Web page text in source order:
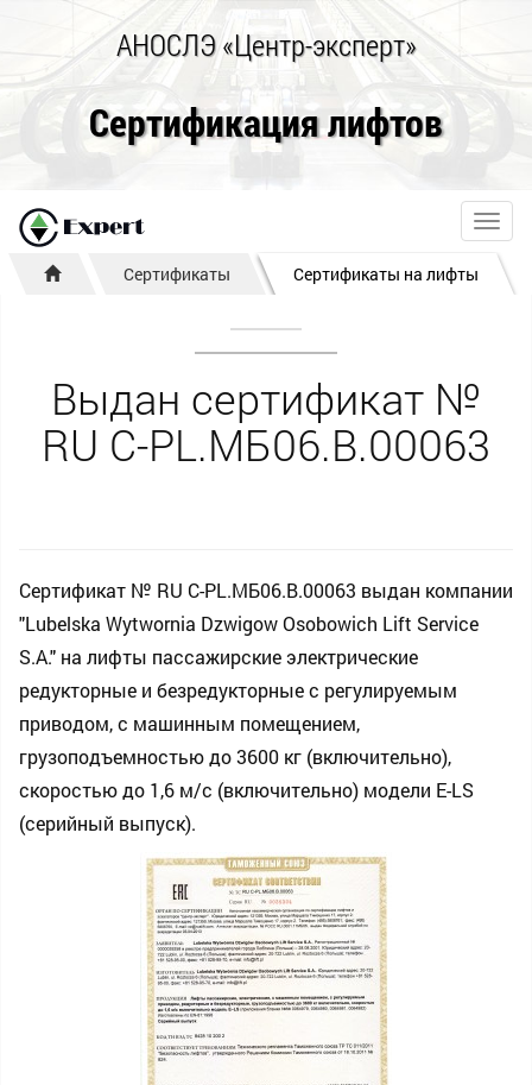
АНОСЛЭ «Центр-эксперт»
Сертификация лифтов
Сертификаты Сертификаты на лифты
Выдан сертификат №
RU С-PL.МБ06.В.00063
Сертификат № RU С-PL.МБ06.В.00063 выдан компании
"Lubelska Wytwornia Dzwigow Osobowich Lift Service
S.A." на лифты пассажирские электрические
редукторные и безредукторные с регулируемым
приводом, c машинным помещением,
грузоподъемностью до 3600 кг (включительно),
скоростью до 1,6 м/c (включительно) модели E-LS
(серийный выпуск).